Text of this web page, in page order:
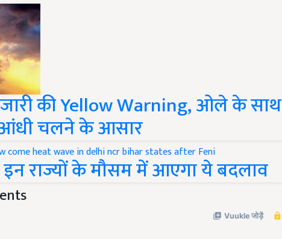
की Yellow Warning, ओले के साथ
चलने के आसार
राज्यों के मौसम में आएगा ये बदलाव